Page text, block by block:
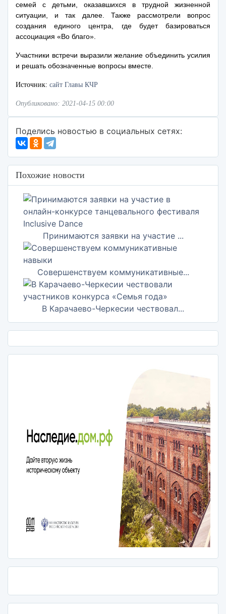
семей с детьми, оказавшихся в трудной жизненной
ситуации, и так далее. Также рассмотрели вопрос
создания единого центра, где будет базироваться
ассоциация «Во благо».
Участники встречи выразили желание объединить усилия
и решать обозначенные вопросы вместе.
Источник: сайт Главы КЧР
Опубликовано: 2021-04-15 00:00
Поделись новостью в социальных сетях:
Похожие новости
Принимаются заявки на участие ...
Совершенствуем коммуникативные...
В Карачаево-Черкесии чествовал...